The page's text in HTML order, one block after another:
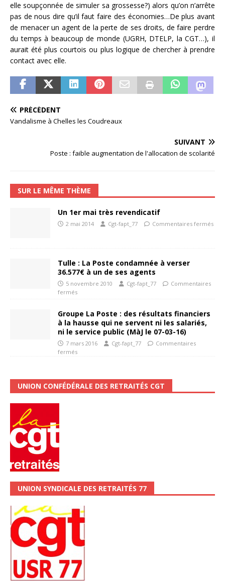
elle soupçonnée de simuler sa grossesse?) alors qu’on n’arrête
pas de nous dire qu’il faut faire des économies…De plus avant
de menacer un agent de la perte de ses droits, de faire perdre
du temps à beaucoup de monde (UGRH, DTELP, la CGT…), il
aurait été plus courtois ou plus logique de chercher à prendre
contact avec elle.
PRÉCÉDENT
Vandalisme à Chelles les Coudreaux
SUIVANT
Poste : faible augmentation de l'allocation de scolarité
SUR LE MÊME THÈME
Un 1er mai très revendicatif
2 mai 2014 Cgt-fapt_77 Commentaires fermés
Tulle : La Poste condamnée à verser
36.577€ à un de ses agents
5 novembre 2010 Cgt-fapt_77
Commentaires
fermés
Groupe La Poste : des résultats financiers
à la hausse qui ne servent ni les salariés,
ni le service public (MàJ le 07-03-16)
7 mars 2016 Cgt-fapt_77
Commentaires
fermés
UNION CONFÉDÉRALE DES RETRAITÉS CGT
UNION SYNDICALE DES RETRAITÉS 77